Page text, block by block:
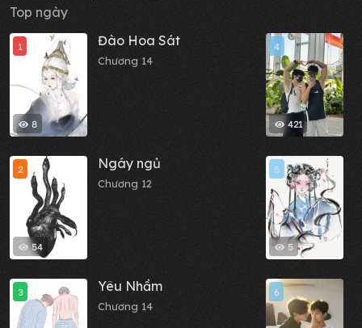
Top ngày
8
1 Đào Hoa Sát
Chương 14
54
2 Ngáy ngủ
Chương 12
3 Yêu Nhầm
Chương 14
421
4
5
5
6